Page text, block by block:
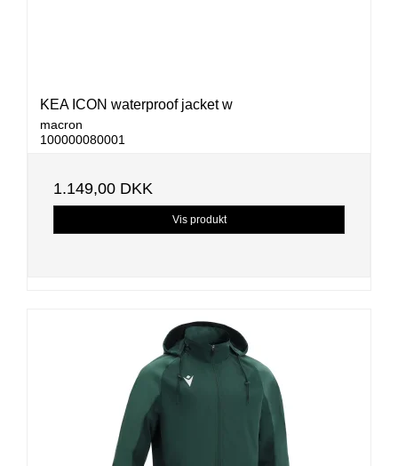
KEA ICON waterproof jacket w
macron
100000080001
1.149,00 DKK
Vis produkt